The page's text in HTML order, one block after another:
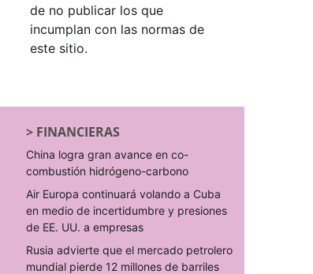
de no publicar los que
incumplan con las normas de
este sitio.
> FINANCIERAS
China logra gran avance en co-
combustión hidrógeno-carbono
Air Europa continuará volando a Cuba
en medio de incertidumbre y presiones
de EE. UU. a empresas
Rusia advierte que el mercado petrolero
mundial pierde 12 millones de barriles